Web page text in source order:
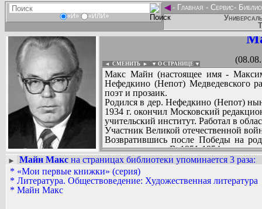
«И» «ИЛИ»
◄- Главная - Сервис-
◄ СМЕНИТЬ ► ▼ О СТРАНИЦЕ ▼
Макс Майн (настоящее имя -
Нефедкино (Непот) Медведевского
поэт и прозаик.
Родился в дер. Нефедкино (Непот)
1934 г. окончил Московский
учительский институт. Работал в
Участник Великой отечественной
Возвратившись после Победы на
журналистики. В 1951-1954 гг.
дальнейшем был сотрудником
литературы и культуры редакции
Литературной деятельностью
областном издательстве вышли сразу
Вадим Ершов...
...
► Майн Макс на страницах библиотеки упоминается 3 раза:
* «Мои первые книжки» (серия)
* Литература. Обществоведение: Художественная литература
* Майн Макс